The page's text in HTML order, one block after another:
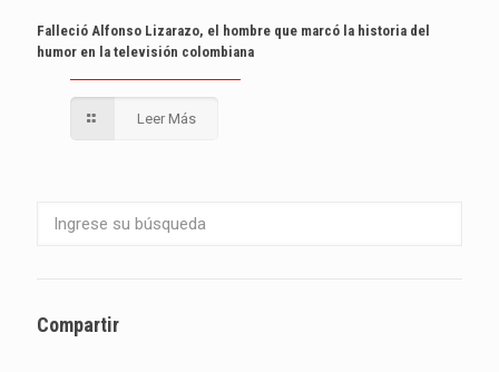
Falleció Alfonso Lizarazo, el hombre que marcó la historia del
humor en la televisión colombiana
Leer Más
Compartir